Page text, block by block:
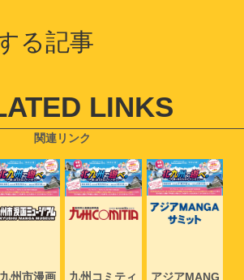
る記事
LINKS
関連リンク
州市漫画 九州コミティ アジアMANG